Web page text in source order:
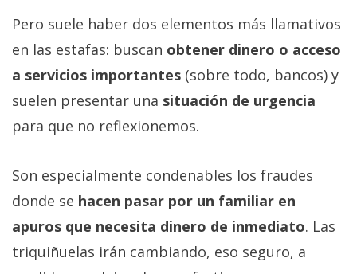
Pero suele haber dos elementos más llamativos
en las estafas: buscan obtener dinero o acceso
a servicios importantes (sobre todo, bancos) y
suelen presentar una situación de urgencia
para que no reflexionemos.
Son especialmente condenables los fraudes
donde se hacen pasar por un familiar en
apuros que necesita dinero de inmediato. Las
triquiñuelas irán cambiando, eso seguro, a